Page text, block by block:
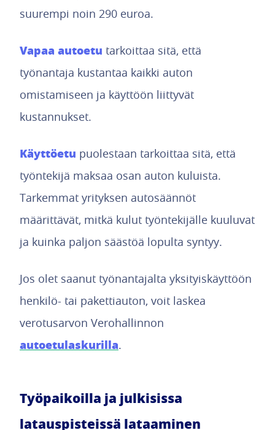
suurempi noin 290 euroa.
Vapaa autoetu tarkoittaa sitä, että
työnantaja kustantaa kaikki auton
omistamiseen ja käyttöön liittyvät
kustannukset.
Käyttöetu puolestaan tarkoittaa sitä, että
työntekijä maksaa osan auton kuluista.
Tarkemmat yrityksen autosäännöt
määrittävät, mitkä kulut työntekijälle kuuluvat
ja kuinka paljon säästöä lopulta syntyy.
Jos olet saanut työnantajalta yksityiskäyttöön
henkilö- tai pakettiauton, voit laskea
verotusarvon Verohallinnon
autoetulaskurilla.
Työpaikoilla ja julkisissa
latauspisteissä lataaminen